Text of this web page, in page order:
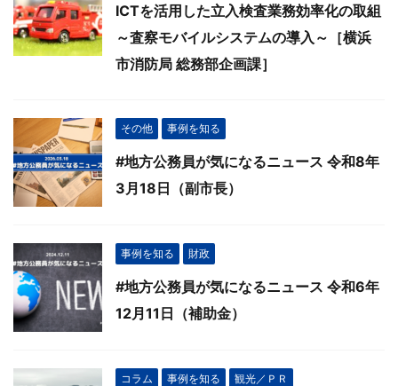
ICTを活用した立入検査業務効率化の取組
～査察モバイルシステムの導入～［横浜
市消防局 総務部企画課］
その他 事例を知る
#地方公務員が気になるニュース 令和8年
3月18日（副市長）
事例を知る 財政
#地方公務員が気になるニュース 令和6年
12月11日（補助金）
コラム 事例を知る 観光／ＰＲ